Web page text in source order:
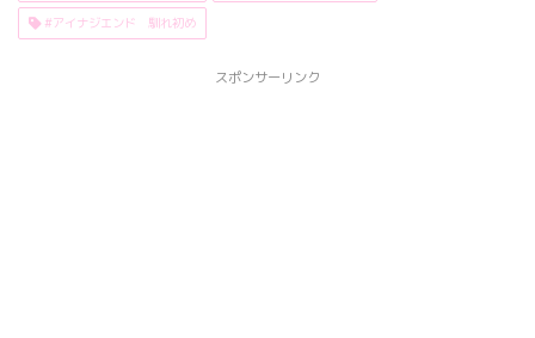
#アイナジエンド 馴れ初め
スポンサーリンク